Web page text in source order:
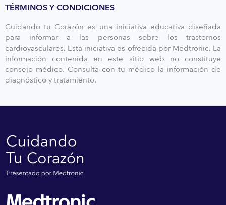
TÉRMINOS Y CONDICIONES
Cuidando tu Corazón es una iniciativa educativa diseñada
para informar a las personas sobre los trastornos
cardiovasculares. Esta iniciativa es ofrecida por Medtronic. La
información contenida en este sitio web no constituye
consejo médico. Consulta con tu médico la información de
diagnóstico y tratamiento.